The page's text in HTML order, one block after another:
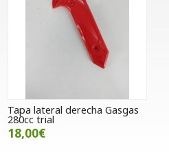
Tapa lateral derecha Gasgas
280cc trial
18,00€